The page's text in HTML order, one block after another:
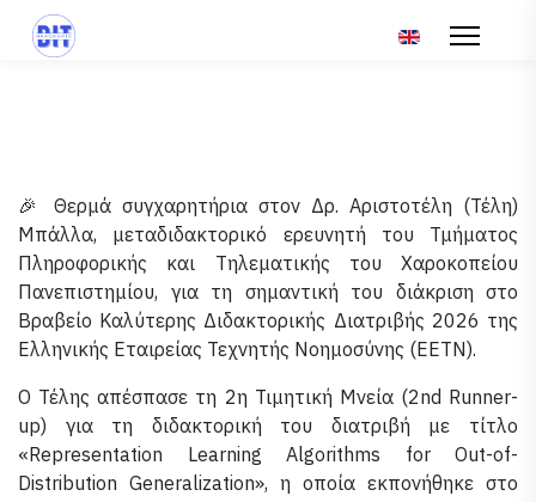
Επιλέξτε τη
🎉 Θερμά συγχαρητήρια στον Δρ. Αριστοτέλη (Τέλη)
Μπάλλα, μεταδιδακτορικό ερευνητή του Τμήματος
Πληροφορικής και Τηλεματικής του Χαροκοπείου
Πανεπιστημίου, για τη σημαντική του διάκριση στο
Βραβείο Καλύτερης Διδακτορικής Διατριβής 2026 της
Ελληνικής Εταιρείας Τεχνητής Νοημοσύνης (ΕΕΤΝ).
Ο Τέλης απέσπασε τη 2η Τιμητική Μνεία (2nd Runner-
up) για τη διδακτορική του διατριβή με τίτλο
«Representation Learning Algorithms for Out-of-
Distribution Generalization», η οποία εκπονήθηκε στο